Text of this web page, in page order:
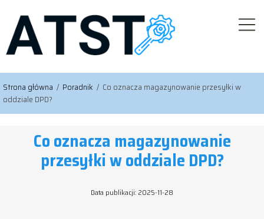
Strona główna / Poradnik / Co oznacza magazynowanie przesyłki w
oddziale DPD?
Co oznacza magazynowanie
przesyłki w oddziale DPD?
Data publikacji: 2025-11-28